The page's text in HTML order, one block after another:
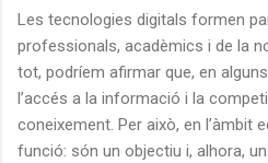
Les tecnologies digitals formen
professionals, acadèmics i de la
tot, podríem afirmar que, en
l’accés a la informació i la
coneixement. Per això, en l’àmbit
funció: són un objectiu i, alhora,